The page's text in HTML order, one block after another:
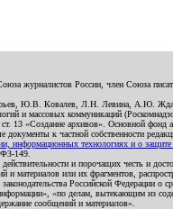
журналистов России, член Союза
Юрьев, Ю.В. Ковалев, Л.Н. Левина, А.Ю.
и массовых коммуникаций
ст. 13 «Создание архивов». Основной
к частной собственности
информационных технологиях и о
149.
и порочащих честь и
или их фрагментов,
Российской Федерации о
«по делам, вытекающим из
сообщений и материалов».